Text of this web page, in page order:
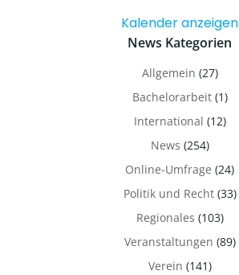
Kalender anzeigen
News Kategorien
Allgemein (27)
Bachelorarbeit(1)
International (12)
News (254)
Online-Umfrage (24)
Politik und Recht(33)
Regionales (103)
Veranstaltungen (89)
Verein (141)